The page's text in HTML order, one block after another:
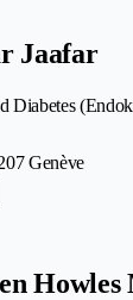
Jaafar
Diabetes
Genève
Howles